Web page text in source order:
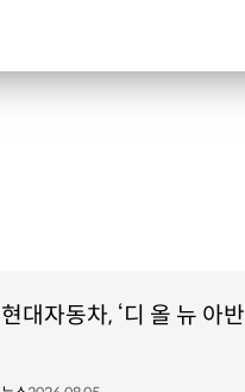
현대자동차, ‘디 올 뉴 아